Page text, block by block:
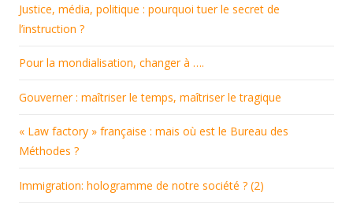
Justice, média, politique : pourquoi tuer le secret de
l’instruction ?
Pour la mondialisation, changer à ….
Gouverner : maîtriser le temps, maîtriser le tragique
« Law factory » française : mais où est le Bureau des
Méthodes ?
Immigration: hologramme de notre société ? (2)